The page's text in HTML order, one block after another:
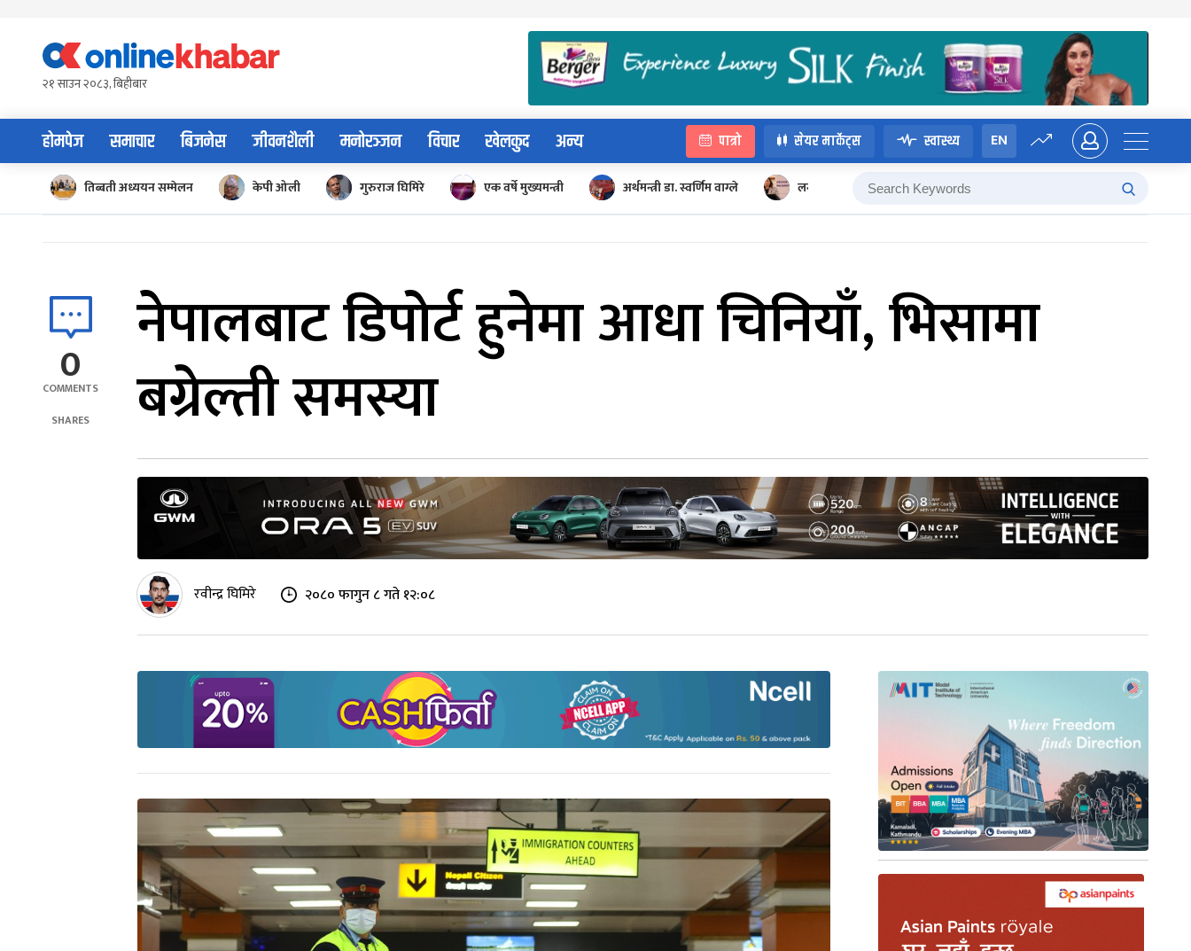
content२१ साउन २०८३, बिहीबार
होमपेज समाचार बिजनेस जीवनशैली मनोरञ्जन विचार खेलकुद अन्य पात्रो सेयर मार्केट्स स्वास्थ्य EN
तिब्बती अध्ययन सम्मेलन केपी ओली गुरुराज घिमिरे एक वर्षे मुख्यमन्त्री अर्थमन्त्री डा. स्वर्णिम वाग्ले लगानी बोर्ड
0
COMMENTS
SHARES
नेपालबाट डिपोर्ट हुनेमा आधा चिनियाँ, भिसामा
बग्रेल्ती समस्या
रवीन्द्र घिमिरे २०८० फागुन ८ गते १२:०८